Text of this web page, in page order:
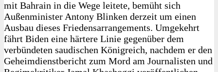
mit Bahrain in die Wege leitete, bemüht sich
Außenminister Antony Blinken derzeit um einen
Ausbau dieses Friedensarrangements. Umgekehrt
fährt Biden eine härtere Linie gegenüber dem
verbündeten saudischen Königreich, nachdem er den
Geheimdienstbericht zum Mord am Journalisten und